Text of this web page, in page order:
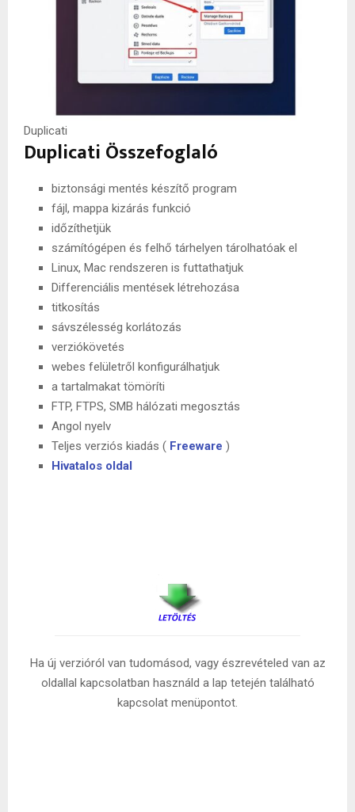
Duplicati
Duplicati Összefoglaló
biztonsági mentés készítő program
fájl, mappa kizárás funkció
időzíthetjük
számítógépen és felhő tárhelyen tárolhatóak el
Linux, Mac rendszeren is futtathatjuk
Differenciális mentések létrehozása
titkosítás
sávszélesség korlátozás
verziókövetés
webes felületről konfigurálhatjuk
a tartalmakat tömöríti
FTP, FTPS, SMB hálózati megosztás
Angol nyelv
Teljes verziós kiadás ( Freeware )
Hivatalos oldal
Ha új verzióról van tudomásod, vagy észrevételed van az
oldallal kapcsolatban használd a lap tetején található
kapcsolat menüpontot.